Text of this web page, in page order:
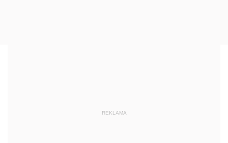
REKLAMA